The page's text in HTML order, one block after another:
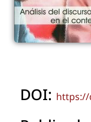
DOI: https://